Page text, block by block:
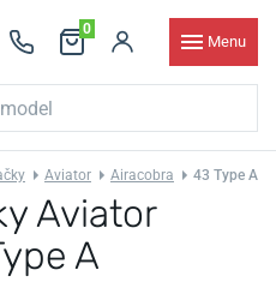
0
Menu
Aviator Airacobra 43 Type A
Aviator
A